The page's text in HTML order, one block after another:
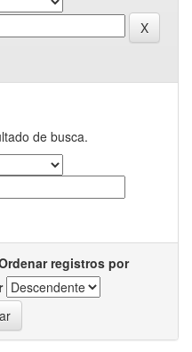
de busca.
registros por